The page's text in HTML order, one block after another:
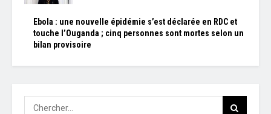
Ebola : une nouvelle épidémie s’est déclarée en RDC et
touche l’Ouganda ; cinq personnes sont mortes selon un
bilan provisoire